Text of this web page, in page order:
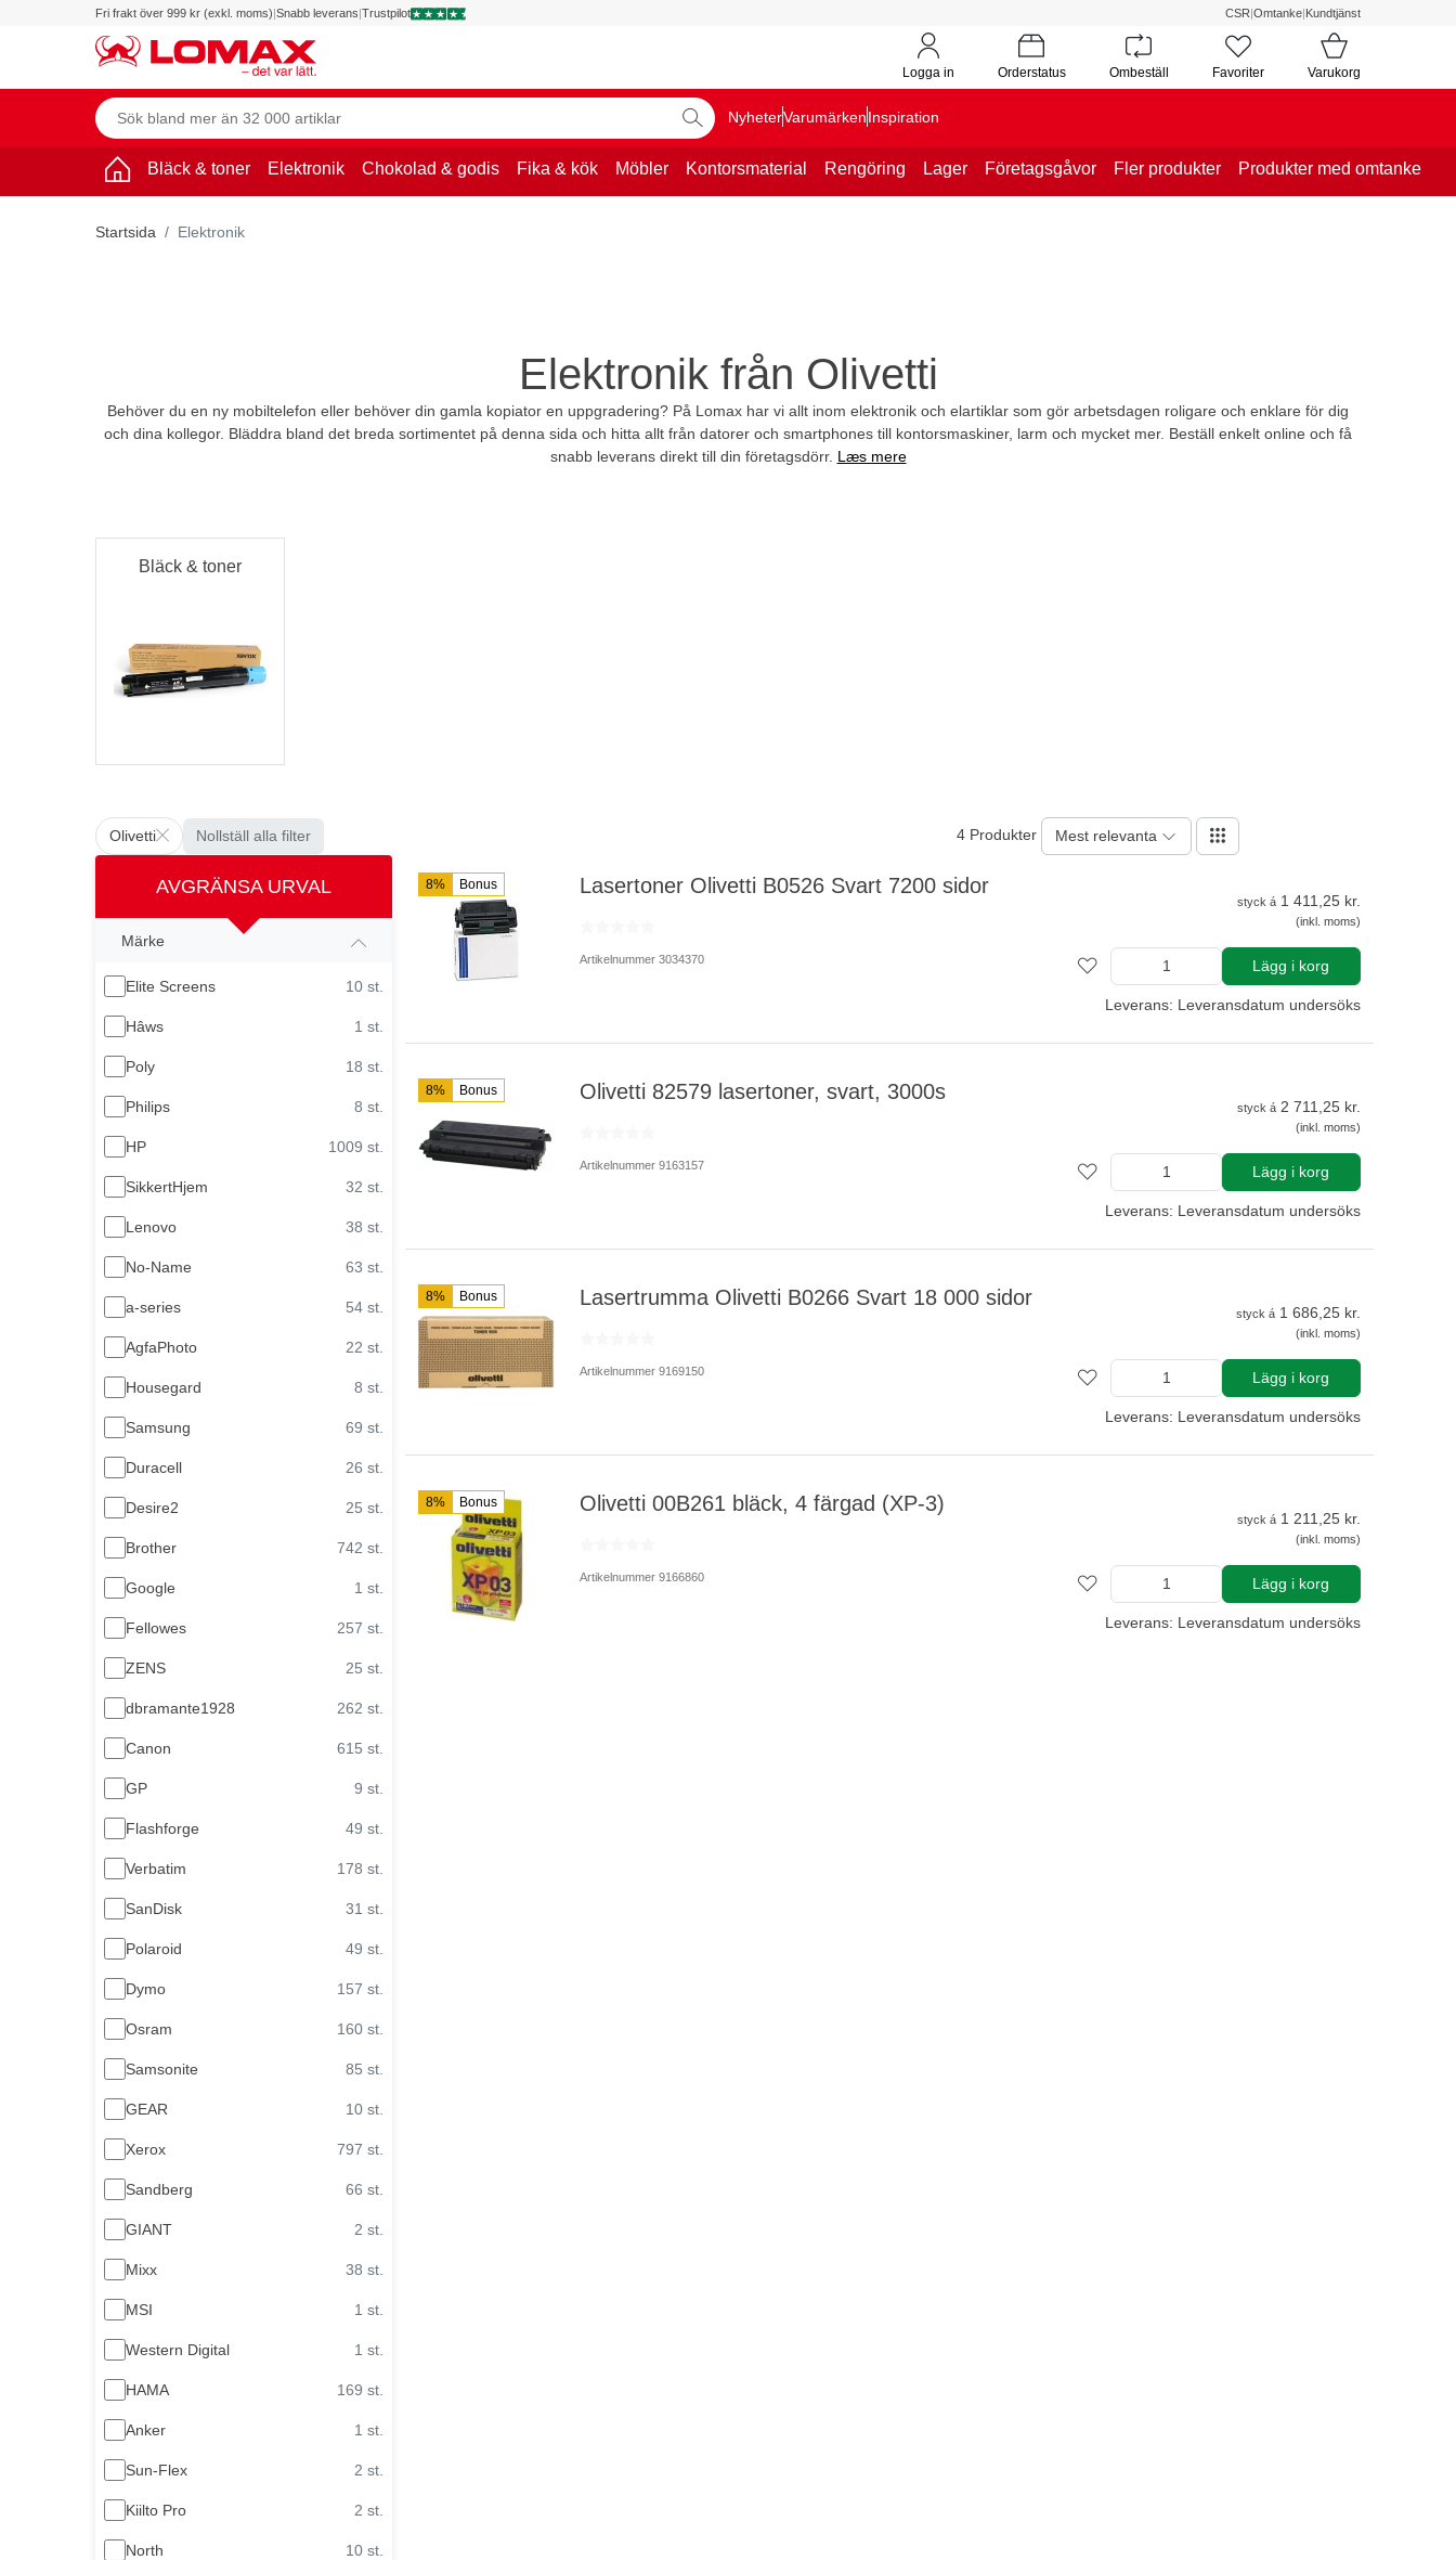
Fri frakt över 999 kr (exkl. moms)|Snabb leverans|Trustpilot CSR|Omtanke|Kundtjänst
Logga in Orderstatus Ombeställ Favoriter Varukorg
NyheterVarumärkenInspiration
Bläck & toner Elektronik Chokolad & godis Fika & kök Möbler Kontorsmaterial Rengöring Lager Företagsgåvor Fler produkter Produkter med omtanke
Startsida Elektronik
Elektronik från Olivetti
Behöver du en ny mobiltelefon eller behöver din gamla kopiator en uppgradering? På Lomax har vi allt inom elektronik och elartiklar som gör arbetsdagen roligare och enklare för dig
och dina kollegor. Bläddra bland det breda sortimentet på denna sida och hitta allt från datorer och smartphones till kontorsmaskiner, larm och mycket mer. Beställ enkelt online och få
snabb leverans direkt till din företagsdörr. Læs mere
Bläck & toner
Olivetti Nollställ alla filter 4 Produkter Mest relevanta
AVGRÄNSA URVAL
Märke
Elite Screens 10 st.
Hâws 1 st.
Poly 18 st.
Philips 8 st.
HP 1009 st.
SikkertHjem 32 st.
Lenovo 38 st.
No-Name 63 st.
a-series 54 st.
AgfaPhoto 22 st.
Housegard 8 st.
Samsung 69 st.
Duracell 26 st.
Desire2 25 st.
Brother 742 st.
Google 1 st.
Fellowes 257 st.
ZENS 25 st.
dbramante1928 262 st.
Canon 615 st.
GP 9 st.
Flashforge 49 st.
Verbatim 178 st.
SanDisk 31 st.
Polaroid 49 st.
Dymo 157 st.
Osram 160 st.
Samsonite 85 st.
GEAR 10 st.
Xerox 797 st.
Sandberg 66 st.
GIANT 2 st.
Mixx 38 st.
MSI 1 st.
Western Digital 1 st.
HAMA 169 st.
Anker 1 st.
Sun-Flex 2 st.
Kiilto Pro 2 st.
North 10 st.
8% Bonus Lasertoner Olivetti B0526 Svart 7200 sidor
Artikelnummer 3034370
styck á 1 411,25 kr.
(inkl. moms)
Lägg i korg
Leverans: Leveransdatum undersöks
8% Bonus Olivetti 82579 lasertoner, svart, 3000s
Artikelnummer 9163157
styck á 2 711,25 kr.
(inkl. moms)
Lägg i korg
Leverans: Leveransdatum undersöks
8% Bonus Lasertrumma Olivetti B0266 Svart 18 000 sidor
Artikelnummer 9169150
styck á 1 686,25 kr.
(inkl. moms)
Lägg i korg
Leverans: Leveransdatum undersöks
8% Bonus Olivetti 00B261 bläck, 4 färgad (XP-3)
Artikelnummer 9166860
styck á 1 211,25 kr.
(inkl. moms)
Lägg i korg
Leverans: Leveransdatum undersöks